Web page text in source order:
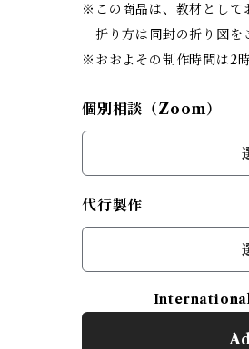
※この商品は、教材として
折り方は同封の折り図を
※おおよその制作時間は2
個別相談（Zoom）
代行製作